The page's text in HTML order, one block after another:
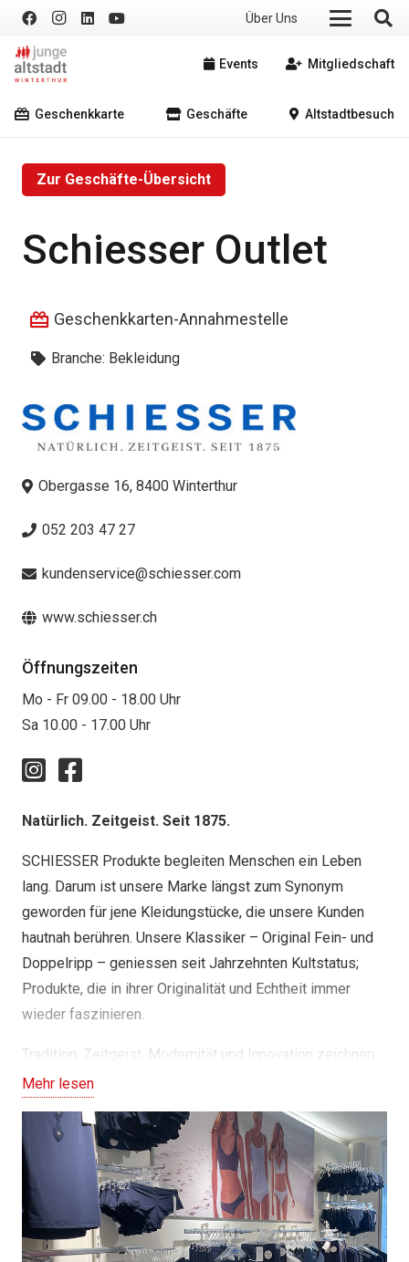
Über Uns
Events Mitgliedschaft
Geschenkkarte Geschäfte Altstadtbesuch
Zur Geschäfte-Übersicht
Schiesser Outlet
Geschenkkarten-Annahmestelle
Branche: Bekleidung
Obergasse 16, 8400 Winterthur
052 203 47 27
kundenservice@schiesser.com
www.schiesser.ch
Öffnungszeiten
Mo - Fr 09.00 - 18.00 Uhr
Sa 10.00 - 17.00 Uhr
Natürlich. Zeitgeist. Seit 1875.
SCHIESSER Produkte begleiten Menschen ein Leben
lang. Darum ist unsere Marke längst zum Synonym
geworden für jene Kleidungstücke, die unsere Kunden
hautnah berühren. Unsere Klassiker – Original Fein- und
Doppelripp – geniessen seit Jahrzehnten Kultstatus;
Produkte, die in ihrer Originalität und Echtheit immer
wieder faszinieren.
Tradition, Zeitgeist, Modernität und Innovation zeichnen
uns aus. Online, wie auch in unseren Stores, mit denen
Werte. Tag für Tag.
Wir freuen uns auf Ihren Besuch.
Mehr lesen